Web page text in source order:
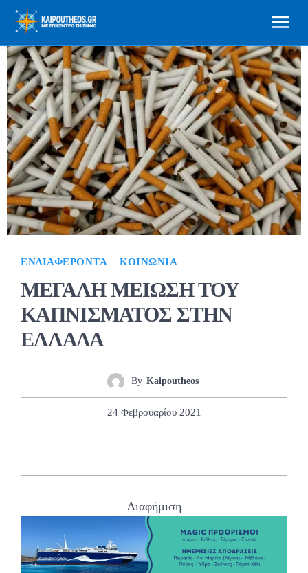
ΕΝΔΙΑΦΈΡΟΝΤΑ ΚΟΙΝΩΝΊΑ
ΜΕΓΑΛΗ ΜΕΙΩΣΗ ΤΟΥ
ΚΑΠΝΙΣΜΑΤΟΣ ΣΤΗΝ
ΕΛΛΑΔΑ
By Kaipoutheos
24 Φεβρουαρίου 2021
Διαφήμιση